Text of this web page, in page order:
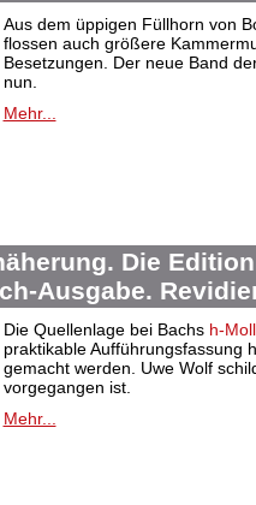
Aus dem üppigen Füllhorn von
flossen auch größere
Besetzungen. Der neue Band
nun.
Mehr...
Die
Ausgabe.
Die Quellenlage bei Bachs h-
praktikable Aufführungsfassung
gemacht werden. Uwe Wolf
vorgegangen ist.
Mehr...